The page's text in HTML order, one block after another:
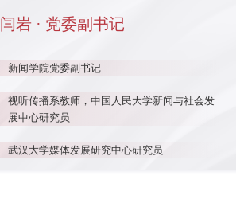
闫岩 · 党委副书记
新闻学院党委副书记
视听传播系教师，中国人民大学新闻与社会发
展中心研究员
武汉大学媒体发展研究中心研究员